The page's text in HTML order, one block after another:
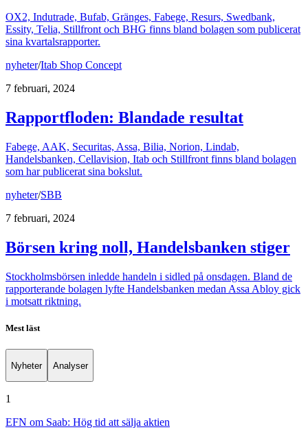
OX2, Indutrade, Bufab, Gränges, Fabege, Resurs, Swedbank,
Essity, Telia, Stillfront och BHG finns bland bolagen som publicerat
sina kvartalsrapporter.
nyheter/Itab Shop Concept
7 februari, 2024
Rapportfloden: Blandade resultat
Fabege, AAK, Securitas, Assa, Bilia, Norion, Lindab,
Handelsbanken, Cellavision, Itab och Stillfront finns bland bolagen
som har publicerat sina bokslut.
nyheter/SBB
7 februari, 2024
Börsen kring noll, Handelsbanken stiger
Stockholmsbörsen inledde handeln i sidled på onsdagen. Bland de
rapporterande bolagen lyfte Handelsbanken medan Assa Abloy gick
i motsatt riktning.
Mest läst
Nyheter Analyser
1
EFN om Saab: Hög tid att sälja aktien